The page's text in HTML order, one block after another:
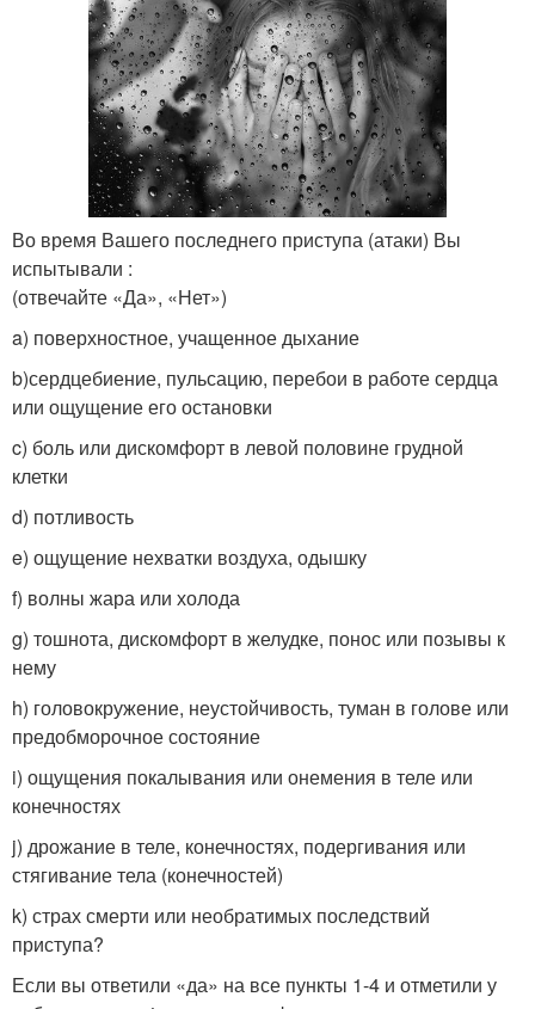
Во время Вашего последнего приступа (атаки) Вы
испытывали :
(отвечайте «Да», «Нет»)
a) поверхностное, учащенное дыхание
b)сердцебиение, пульсацию, перебои в работе сердца
или ощущение его остановки
c) боль или дискомфорт в левой половине грудной
клетки
d) потливость
e) ощущение нехватки воздуха, одышку
f) волны жара или холода
g) тошнота, дискомфорт в желудке, понос или позывы к
нему
h) головокружение, неустойчивость, туман в голове или
предобморочное состояние
i) ощущения покалывания или онемения в теле или
конечностях
j) дрожание в теле, конечностях, подергивания или
стягивание тела (конечностей)
k) страх смерти или необратимых последствий
приступа?
Если вы ответили «да» на все пункты 1-4 и отметили у